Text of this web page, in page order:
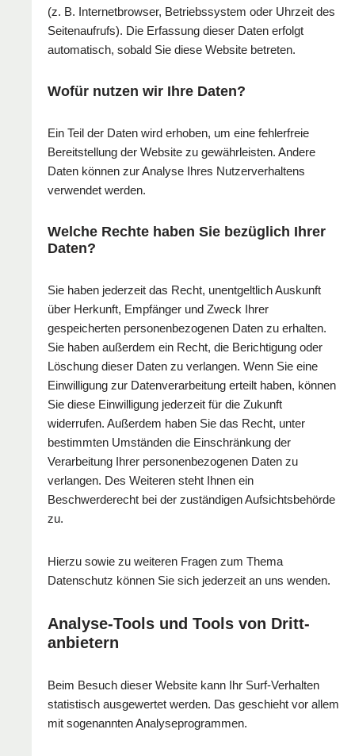
(z. B. Internetbrowser, Betriebssystem oder Uhrzeit des
Seitenaufrufs). Die Erfassung dieser Daten erfolgt
automatisch, sobald Sie diese Website betreten.
Wofür nutzen wir Ihre Daten?
Ein Teil der Daten wird erhoben, um eine fehlerfreie
Bereitstellung der Website zu gewährleisten. Andere
Daten können zur Analyse Ihres Nutzerverhaltens
verwendet werden.
Welche Rechte haben Sie bezüglich Ihrer
Daten?
Sie haben jederzeit das Recht, unentgeltlich Auskunft
über Herkunft, Empfänger und Zweck Ihrer
gespeicherten personenbezogenen Daten zu erhalten.
Sie haben außerdem ein Recht, die Berichtigung oder
Löschung dieser Daten zu verlangen. Wenn Sie eine
Einwilligung zur Datenverarbeitung erteilt haben, können
Sie diese Einwilligung jederzeit für die Zukunft
widerrufen. Außerdem haben Sie das Recht, unter
bestimmten Umständen die Einschränkung der
Verarbeitung Ihrer personenbezogenen Daten zu
verlangen. Des Weiteren steht Ihnen ein
Beschwerderecht bei der zuständigen Aufsichtsbehörde
zu.
Hierzu sowie zu weiteren Fragen zum Thema
Datenschutz können Sie sich jederzeit an uns wenden.
Analyse-Tools und Tools von Dritt­
anbietern
Beim Besuch dieser Website kann Ihr Surf-Verhalten
statistisch ausgewertet werden. Das geschieht vor allem
mit sogenannten Analyseprogrammen.